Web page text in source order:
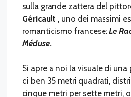
sulla grande zattera del
Géricault , uno dei massimi
romanticismo francese:Le
Méduse.
Si apre a noi la visuale di
di ben 35 metri quadrati,
cinque metri per sette metri,